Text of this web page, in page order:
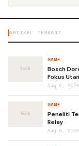
ARTIKEL TERKAIT
GAME
Bosch
Fokus
Aug 6, 2026
GAME
Peneliti
Relay
Aug 6, 2026